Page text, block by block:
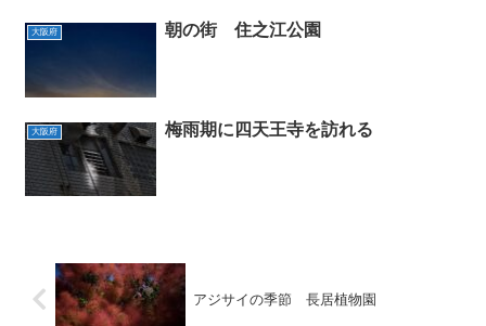
大阪府 朝の街 住之江公園
大阪府 梅雨期に四天王寺を訪れる
アジサイの季節 長居植物園